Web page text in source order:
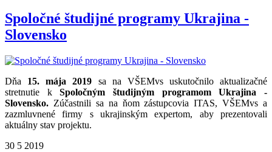
Spoločné študijné programy Ukrajina -
Slovensko
Dňa 15. mája 2019 sa na VŠEMvs uskutočnilo aktualizačné
stretnutie kSpoločným študijným programom Ukrajina -
Slovensko. Zúčastnili sa na ňom zástupcovia ITAS, VŠEMvs a
zazmluvnené firmy s ukrajinským expertom, aby prezentovali
aktuálny stav projektu.
30 5 2019